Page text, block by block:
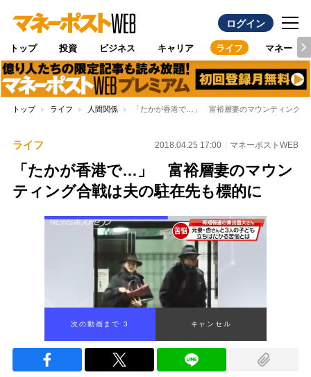
ログイン
トップ 投資 ビジネス キャリア ライフ マネー
トップ ライフ 人間関係 「たかが香港で…」 富裕層妻のマウンティング合
ライフ 2018.04.25 17:00 マネーポストWEB
「たかが香港で…」 富裕層妻のマウン
ティング合戦は夫の駐在先も標的に
次の動画まで 2 キャンセル